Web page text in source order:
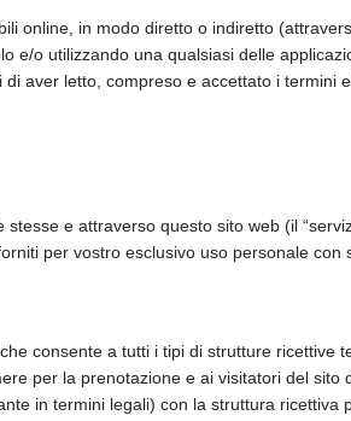
online, in modo diretto o indiretto
e/o utilizzando una qualsiasi delle
aver letto, compreso e accettato i termini
e attraverso questo sito web (il
per vostro esclusivo uso personale con
consente a tutti i tipi di strutture ricettive
per la prenotazione e ai visitatori del sito
in termini legali) con la struttura ricettiva